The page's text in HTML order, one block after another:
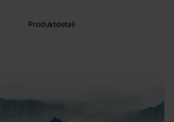
Produktdetail